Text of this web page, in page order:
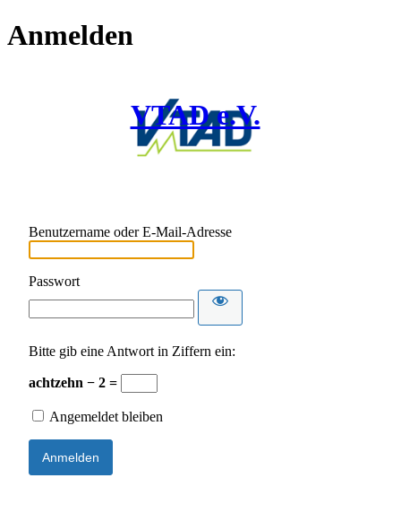
Anmelden
VTAD e.V.
Benutzername oder E-Mail-Adresse
Passwort
Bitte gib eine Antwort in Ziffern ein:
achtzehn − 2 =
Angemeldet bleiben